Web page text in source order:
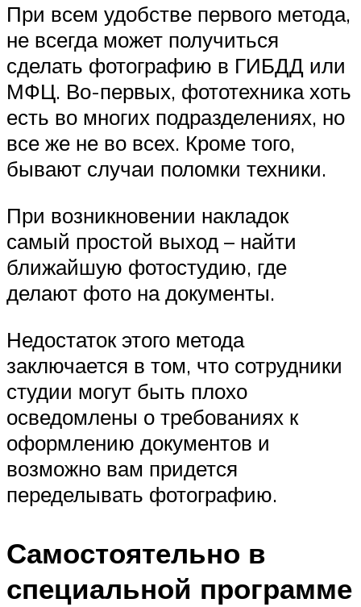
При всем удобстве первого метода,
не всегда может получиться
сделать фотографию в ГИБДД или
МФЦ. Во-первых, фототехника хоть
есть во многих подразделениях, но
все же не во всех. Кроме того,
бывают случаи поломки техники.
При возникновении накладок
самый простой выход – найти
ближайшую фотостудию, где
делают фото на документы.
Недостаток этого метода
заключается в том, что сотрудники
студии могут быть плохо
осведомлены о требованиях к
оформлению документов и
возможно вам придется
переделывать фотографию.
Самостоятельно в
специальной программе